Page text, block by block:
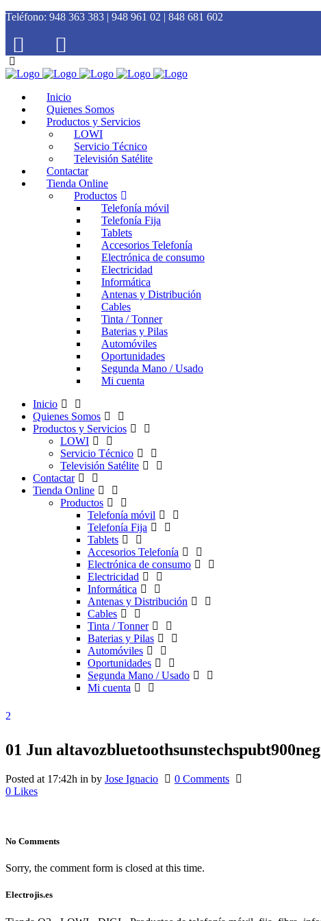
Teléfono: 948 363 383 | 948 961 02 | 848 681 602
Inicio
Quienes Somos
Productos y Servicios
LOWI
Servicio Técnico
Televisión Satélite
Contactar
Tienda Online
Productos
Telefonía móvil
Telefonía Fija
Tablets
Accesorios Telefonía
Electrónica de consumo
Electricidad
Informática
Antenas y Distribución
Cables
Tinta / Tonner
Baterias y Pilas
Automóviles
Oportunidades
Segunda Mano / Usado
Mi cuenta
Inicio
Quienes Somos
Productos y Servicios
LOWI
Servicio Técnico
Televisión Satélite
Contactar
Tienda Online
Productos
Telefonía móvil
Telefonía Fija
Tablets
Accesorios Telefonía
Electrónica de consumo
Electricidad
Informática
Antenas y Distribución
Cables
Tinta / Tonner
Baterias y Pilas
Automóviles
Oportunidades
Segunda Mano / Usado
Mi cuenta
01 Jun
Posted at 17:42h in by Jose Ignacio
0 Comments
0 Likes
No Comments
Sorry, the comment form is closed at this time.
Electrojis.es